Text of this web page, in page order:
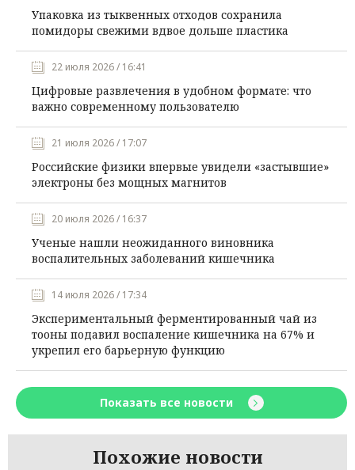
Упаковка из тыквенных отходов сохранила
помидоры свежими вдвое дольше пластика
22 июля 2026 / 16:41
Цифровые развлечения в удобном формате: что
важно современному пользователю
21 июля 2026 / 17:07
Российские физики впервые увидели «застывшие»
электроны без мощных магнитов
20 июля 2026 / 16:37
Ученые нашли неожиданного виновника
воспалительных заболеваний кишечника
14 июля 2026 / 17:34
Экспериментальный ферментированный чай из
тооны подавил воспаление кишечника на 67% и
укрепил его барьерную функцию
Показать все новости
Похожие новости